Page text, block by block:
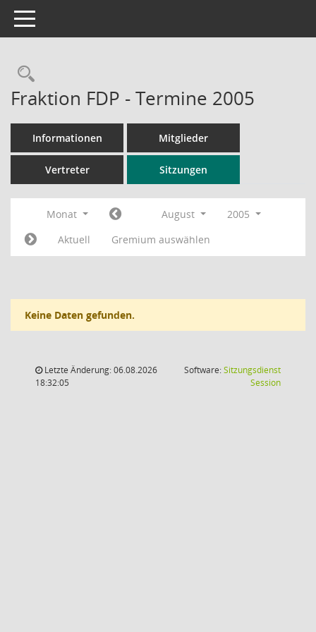
Toggle navigation
Rechercheauswahl
Fraktion FDP - Termine 2005
Informationen Mitglieder
Vertreter Sitzungen
Monat August
2005
Aktuell
Gremium auswählen
Keine Daten gefunden.
Letzte Änderung: 06.08.2026
18:32:05
Software:Sitzungsdienst
Session(Wird in